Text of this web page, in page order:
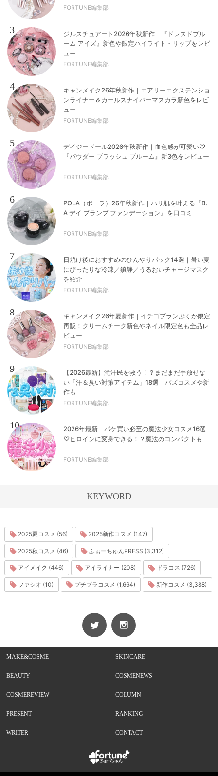
FORTUNE編集部
3
ジルスチュアート2026年秋新作｜『ドレスドブル
ーム アイズ』新色や限定ハイライト・リップをレビ
ュー
FORTUNE編集部
4
キャンメイク26年秋新作｜エアリーエクステンショ
ンライナー＆カールスナイパーマスカラ新色をレビ
ュー
FORTUNE編集部
5
デイジードール2026年秋新作｜血色感が可愛い♡
『パウダー ブラッシュ ブルーム』新3色をレビュー
FORTUNE編集部
6
POLA（ポーラ）26年秋新作｜ハリ肌を叶える『B.
A デイ プランプ ファンデーション』を口コミ
FORTUNE編集部
7
日焼け後におすすめのひんやりパック14選｜暑い夏
にぴったりな冷凍／鎮静／うるおいチャージマスク
を紹介
FORTUNE編集部
8
キャンメイク26年夏新作｜イチゴプランぷくが限定
再販！クリームチーク新色やネイル限定色も全品レ
ビュー
FORTUNE編集部
9
【2026最新】滝汗民を救う！？まだまだ手放せな
い「汗＆臭い対策アイテム」18選｜バズコスメや新
作も
FORTUNE編集部
10
2026年最新｜パケ買い必至の魔法少女コスメ16選
♡ヒロインに変身できる！？魔法のコンパクトも
FORTUNE編集部
KEYWORD
2025夏コスメ (56) 2025新作コスメ (147)
2025秋コスメ (46) ふぉーちゅんPRESS (3,312)
アイメイク (446) アイライナー (208) ドラコス (726)
ファシオ (10) プチプラコスメ (1,664) 新作コスメ (3,388)
MAKE&COSME SKINCARE
BEAUTY COSMENEWS
COSMEREVIEW COLUMN
PRESENT RANKING
WRITER CONTACT